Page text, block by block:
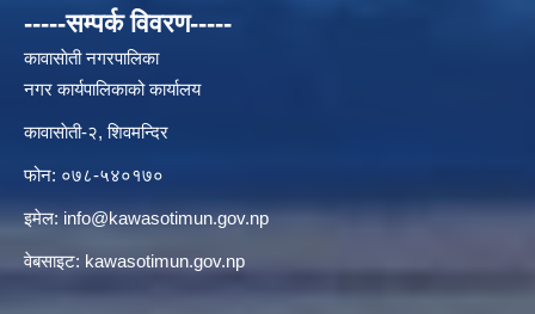
-----सम्पर्क विवरण-----
कावासाेती नगरपालिका
नगर कार्यपालिकाको कार्यालय
कावासाेती-२, शिवमन्दिर
फोन: ०७८-५४०१७०
इमेल: info@kawasotimun.gov.np
वेबसाइट: kawasotimun.gov.np